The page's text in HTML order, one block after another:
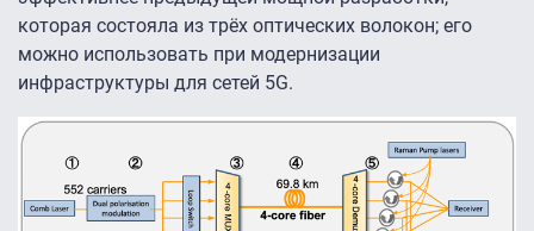
которая состояла из трёх оптических волокон; его
можно использовать при модернизации
инфраструктуры для сетей 5G.